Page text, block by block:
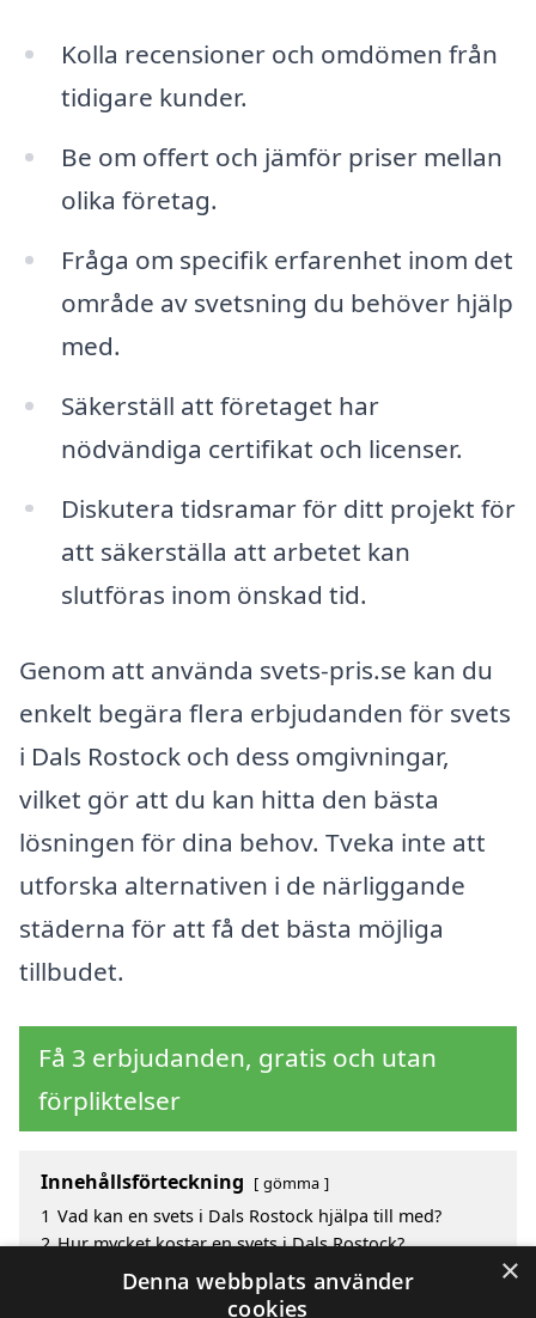
Kolla recensioner och omdömen från
tidigare kunder.
Be om offert och jämför priser mellan
olika företag.
Fråga om specifik erfarenhet inom det
område av svetsning du behöver hjälp
med.
Säkerställ att företaget har
nödvändiga certifikat och licenser.
Diskutera tidsramar för ditt projekt för
att säkerställa att arbetet kan
slutföras inom önskad tid.
Genom att använda svets-pris.se kan du
enkelt begära flera erbjudanden för svets
i Dals Rostock och dess omgivningar,
vilket gör att du kan hitta den bästa
lösningen för dina behov. Tveka inte att
utforska alternativen i de närliggande
städerna för att få det bästa möjliga
tillbudet.
Få 3 erbjudanden, gratis och utan
förpliktelser
Innehållsförteckning gömma
1 Vad kan en svets i Dals Rostock hjälpa till med?
2 Hur mycket kostar en svets i Dals Rostock?
Fördelar med att välja svets i Dals Rostock
Sök efter en skicklig svets i de omgivande städerna
×
Denna webbplats använder
cookies